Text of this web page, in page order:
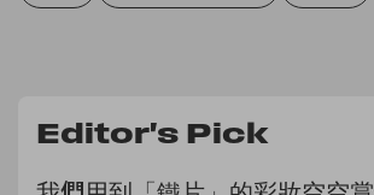
Editor's Pick